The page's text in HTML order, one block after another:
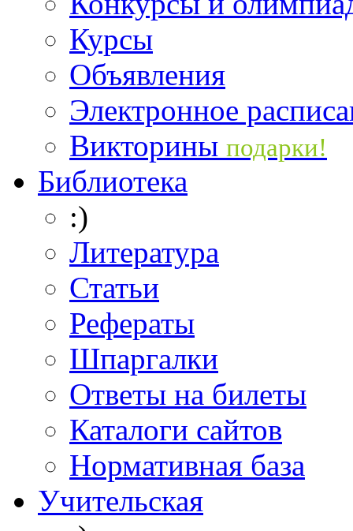
Курсы
Объявления
Электронное
Викторины подарки!
Библиотека
:)
Литература
Статьи
Рефераты
Шпаргалки
Ответы на билеты
Каталоги сайтов
Нормативная база
Учительская